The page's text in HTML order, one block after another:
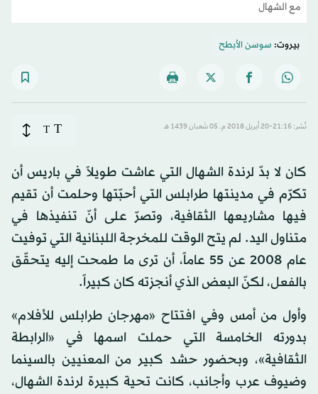
مع الشهال
بيروت: سوسن الأبطح
نُشر: 21:16-20 أبريل 2018 م ـ 05 شَعبان 1439 هـ T
T
كان لا بدّ لرندة الشهال التي عاشت طويلاً في باريس أن
تكرّم في مدينتها طرابلس التي أحبّتها وحلمت أن تقيم
فيها مشاريعها الثقافية، وتصرّ على أنّ تنفيذها في
متناول اليد. لم يتح الوقت للمخرجة اللبنانية التي توفيت
عام 2008 عن 55 عاماً، أن ترى ما طمحت إليه يتحقّق
بالفعل، لكنّ البعض الذي أنجزته كان كبيراً.
وأول من أمس وفي افتتاح «مهرجان طرابلس للأفلام»
بدورته الخامسة التي حملت اسمها في «الرابطة
الثقافية»، وبحضور حشد كبير من المعنيين بالسينما
وضيوف عرب وأجانب، كانت تحية كبيرة لرندة الشهال،